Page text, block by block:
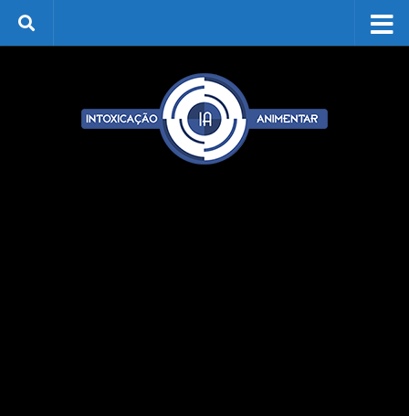
Skip to content